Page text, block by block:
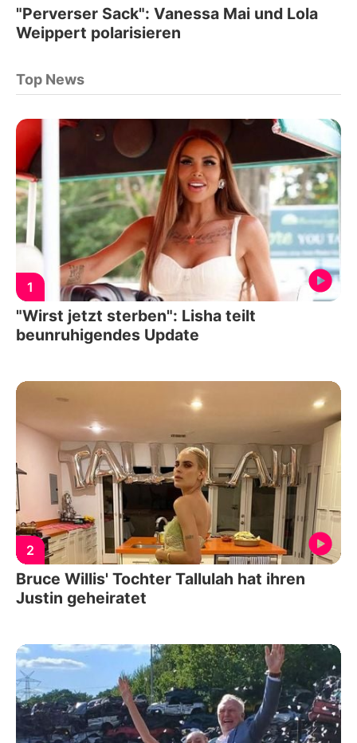
"Perverser Sack": Vanessa Mai und Lola
Weippert polarisieren
Top News
1
"Wirst jetzt sterben": Lisha teilt
beunruhigendes Update
2
Bruce Willis' Tochter Tallulah hat ihren
Justin geheiratet